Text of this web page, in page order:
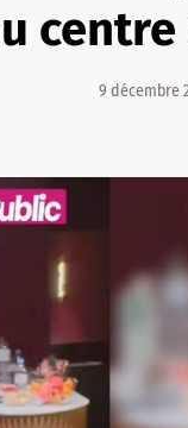
9 décembre